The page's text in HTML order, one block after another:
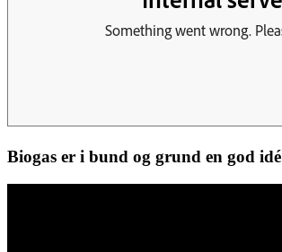
Biogas er i bund og grund en god idé